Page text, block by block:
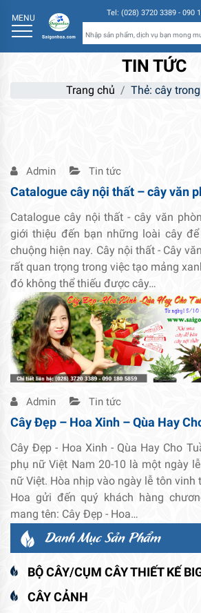
MENU Tel: (028) 3720 3389 - 090
TIN TỨC
Trang chủ Thẻ: cây
Admin Tin tức
Catalogue cây nội thất – cây văn
Catalogue cây nội thất - cây văn
giới thiệu đến bạn những loài cây
chuộng hiện nay. Cây nội thất - Cây
rất quan trọng trong việc tạo mảng
đó không thể thiếu được cây…
Admin Tin tức
Cây Đẹp – Hoa Xinh – Qùa Hay
Cây Đẹp - Hoa Xinh - Qùa Hay Cho
phụ nữ Việt Nam 20-10 là một ngày
nữ Việt. Hòa nhịp vào ngày lễ tôn vinh
Hoa gửi đến quý khách hàng
mang tên: Cây Đẹp - Hoa…
Danh Mục Sản Phẩm
BỘ CÂY/CỤM CÂY THIẾT KẾ
CÂY CẢNH